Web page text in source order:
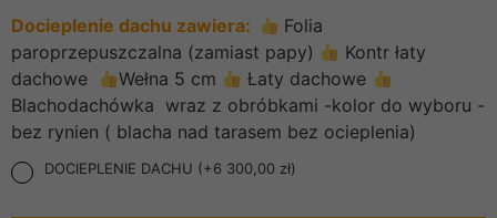
Docieplenie dachu zawiera:
Folia
paroprzepuszczalna (zamiast papy)
Kontr łaty
dachowe
Wełna 5 cm
Łaty dachowe
Blachodachówka wraz z obróbkami -kolor do wyboru -
bez rynien ( blacha nad tarasem bez ocieplenia)
DOCIEPLENIE DACHU (+6 300,00 zł)